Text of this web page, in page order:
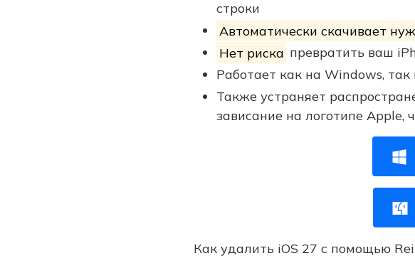
строки
Автоматически скачивает
Нет риска превратить ваш
Работает как на Windows, так
Также устраняет
зависание на логотипе Apple,
Как удалить iOS 27 с помощью